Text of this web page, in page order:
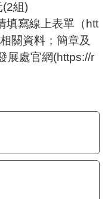
(2組)
填寫線上表單（htt
關資料；簡章及
展處官網(https://r